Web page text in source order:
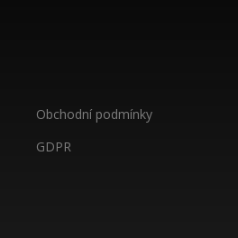
Obchodní podmínky
GDPR